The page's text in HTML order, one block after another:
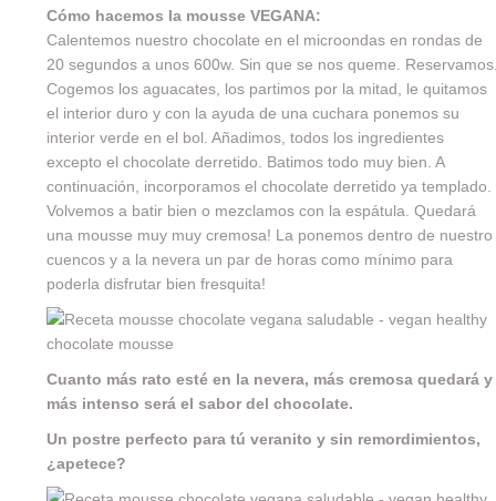
Cómo hacemos la mousse VEGANA:
Calentemos nuestro chocolate en el microondas en rondas de
20 segundos a unos 600w. Sin que se nos queme.
Cogemos los aguacates, los partimos por la mitad, le quitamos
el interior duro y con la ayuda de una cuchara ponemos su
interior verde en el bol. Añadimos, todos los ingredientes
excepto el chocolate derretido. Batimos todo muy bien. A
continuación, incorporamos el chocolate derretido ya templado.
Volvemos a batir bien o mezclamos con la espátula. Quedará
una mousse muy muy cremosa! La ponemos dentro de nuestro
cuencos y a la nevera un par de horas como mínimo para
poderla disfrutar bien fresquita!
Cuanto más rato esté en la nevera, más cremosa quedará y
más intenso será el sabor del chocolate.
Un postre perfecto para tú veranito y sin remordimientos,
¿apetece?